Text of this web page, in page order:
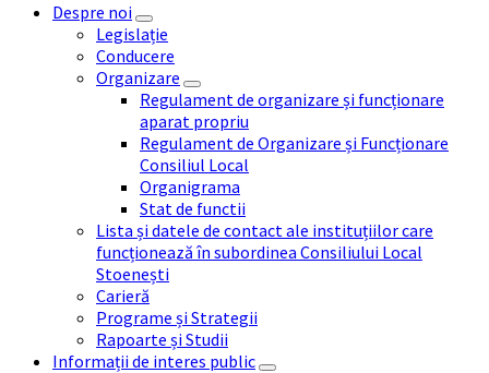
Despre noi
Legislație
Conducere
Organizare
Regulament de organizare și funcționare
aparat propriu
Regulament de Organizare și Funcționare
Consiliul Local
Organigrama
Stat de functii
Lista și datele de contact ale instituțiilor care
funcționează în subordinea Consiliului Local
Stoenești
Carieră
Programe și Strategii
Rapoarte și Studii
Informații de interes public